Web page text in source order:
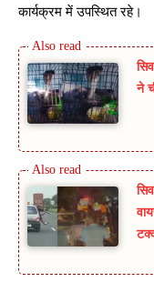
कार्यक्रम में उपस्थित रहे।
ने